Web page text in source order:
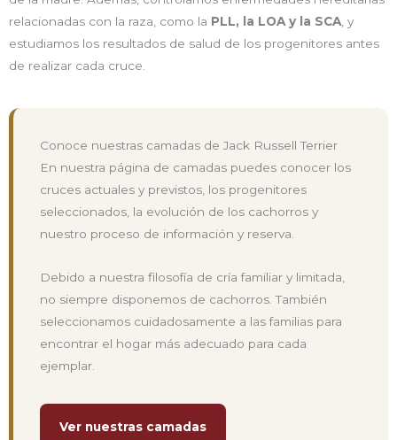
relacionadas con la raza, como la PLL, la LOA y la SCA , y
estudiamos los resultados de salud de los progenitores antes
de realizar cada cruce.
Conoce nuestras camadas de Jack Russell Terrier
En nuestra página de camadas puedes conocer los
cruces actuales y previstos, los progenitores
seleccionados, la evolución de los cachorros y
nuestro proceso de información y reserva.
Debido a nuestra filosofía de cría familiar y limitada,
no siempre disponemos de cachorros. También
seleccionamos cuidadosamente a las familias para
encontrar el hogar más adecuado para cada
ejemplar.
Ver nuestras camadas